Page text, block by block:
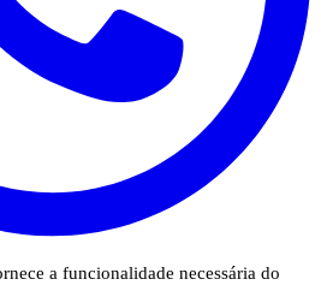
a funcionalidade necessária do